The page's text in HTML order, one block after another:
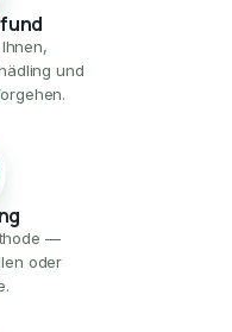
und
—
oder